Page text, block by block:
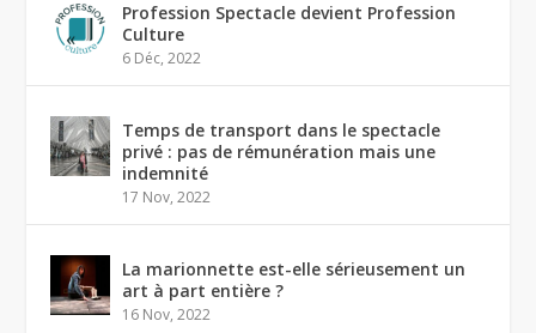
Profession Spectacle devient Profession
Culture
6 Déc, 2022
Temps de transport dans le spectacle
privé : pas de rémunération mais une
indemnité
17 Nov, 2022
La marionnette est-elle sérieusement un
art à part entière ?
16 Nov, 2022